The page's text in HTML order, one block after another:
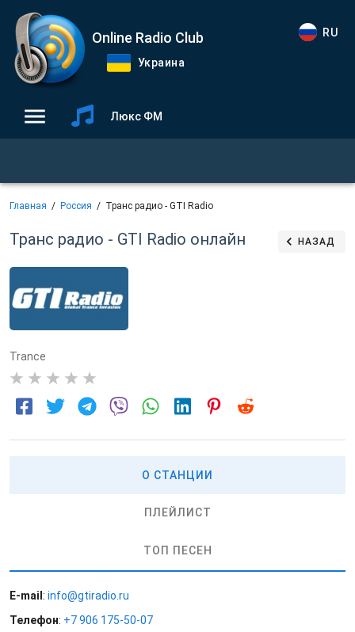
Online Radio Club
Украина
RU
Люкс ФМ
Главная Россия Транс радио - GTI Radio
Транс радио - GTI Radio онлайн НАЗАД
Trance
О СТАНЦИИ
ПЛЕЙЛИСТ
ТОП ПЕСЕН
E-mail : info@gtiradio.ru
Телефон: +7 906 175-50-07